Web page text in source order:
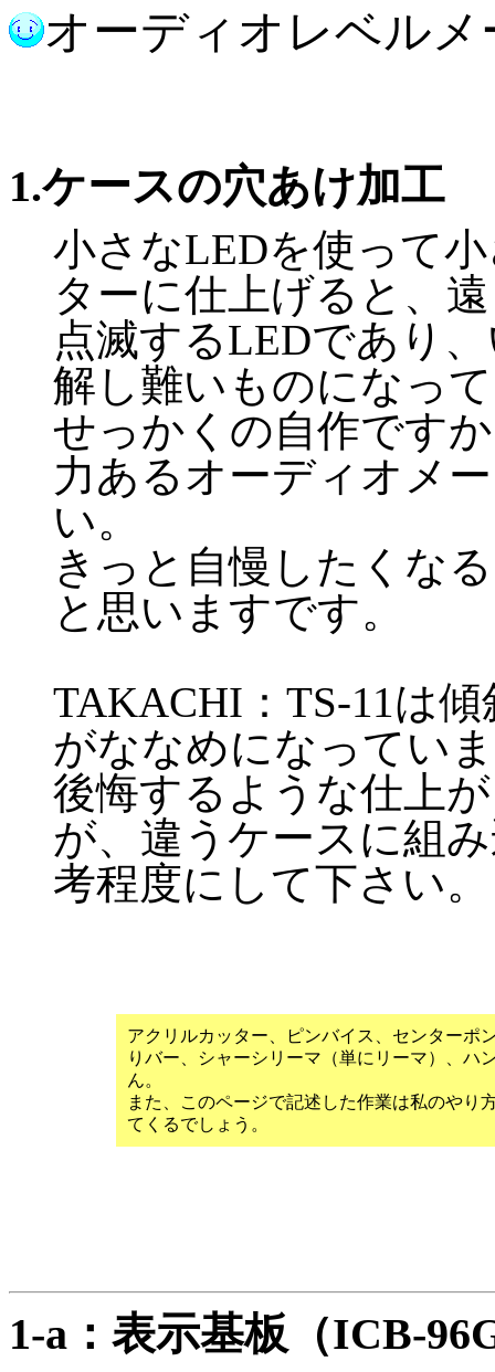
オーディオレベルメ
1.ケースの穴あけ加工
小さなLEDを使って
ターに仕上げると、
点滅するLEDであり
解し難いものになっ
せっかくの自作です
力あるオーディオメ
い。
きっと自慢したくな
と思いますです。
TAKACHI：TS-11は
がななめになってい
後悔するような仕上
が、違うケースに組
考程度にして下さい。
アクリルカッター、ピンバイス、センターポ
りバー、シャーシリーマ（単にリーマ）、ハ
ん。
また、このページで記述した作業は私のやり
てくるでしょう。
1-a：表示基板（ICB-